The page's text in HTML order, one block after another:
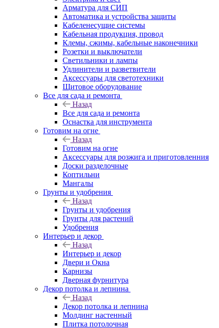
Арматура для СИП
Автоматика и устройства защиты
Кабеленесущие системы
Кабельная продукция, провод
Клемы, сжимы, кабельные наконечники
Розетки и выключатели
Светильники и лампы
Удлинители и разветвители
Аксессуары для светотехники
Щитовое оборудование
Все для сада и ремонта
Назад
Все для сада и ремонта
Оснастка для инструмента
Готовим на огне
Назад
Готовим на огне
Аксессуары для розжига и приготовленния
Доски разделочные
Коптильни
Мангалы
Грунты и удобрения
Назад
Грунты и удобрения
Грунты для растений
Удобрения
Интерьер и декор
Назад
Интерьер и декор
Двери и Окна
Карнизы
Дверная фурнитура
Декор потолка и лепнина
Назад
Декор потолка и лепнина
Молдинг настенный
Плитка потолочная